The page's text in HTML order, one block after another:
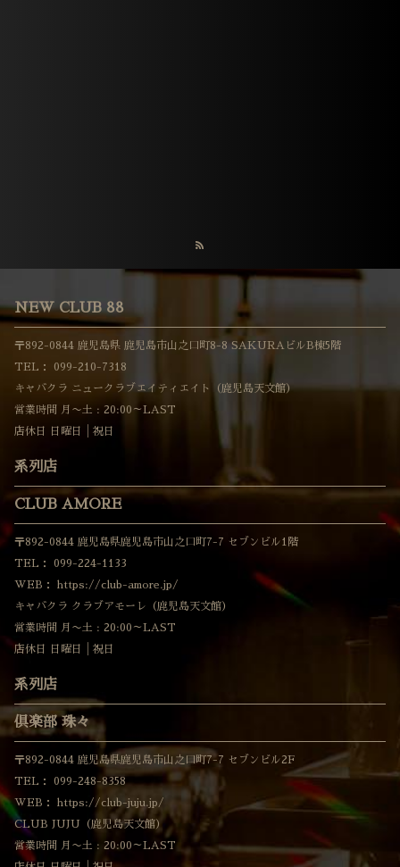
NEW CLUB 88
〒892-0844 鹿児島県 鹿児島市山之口町8-8 SAKURAビルB棟5階
TEL：
099-210-7318
キャバクラ ニュークラブエイティエイト（鹿児島天文館）
営業時間 月〜土 : 20:00～LAST
店休日 日曜日│祝日
系列店
CLUB AMORE
〒892-0844 鹿児島県鹿児島市山之口町7-7 セブンビル1階
TEL：
099-224-1133
WEB：
https://club-amore.jp/
キャバクラ クラブアモーレ（鹿児島天文館）
営業時間 月〜土 : 20:00～LAST
店休日 日曜日│祝日
系列店
倶楽部 珠々
〒892-0844 鹿児島県鹿児島市山之口町7-7 セブンビル2F
TEL：
099-248-8358
WEB：
https://club-juju.jp/
CLUB JUJU（鹿児島天文館）
営業時間 月〜土 : 20:00～LAST